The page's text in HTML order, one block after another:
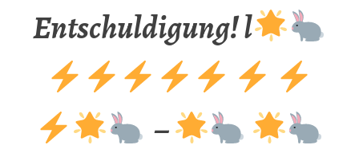
Entschuldigung! l
–